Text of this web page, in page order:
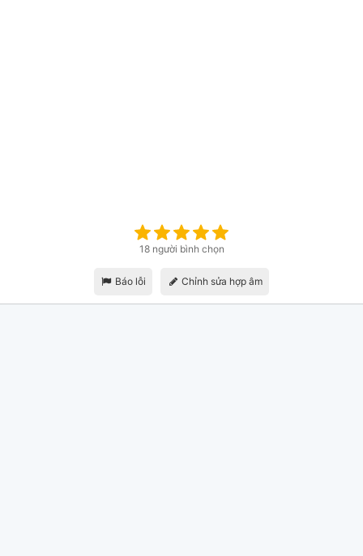
18 người bình chọn
Báo lỗi Chỉnh sửa hợp âm